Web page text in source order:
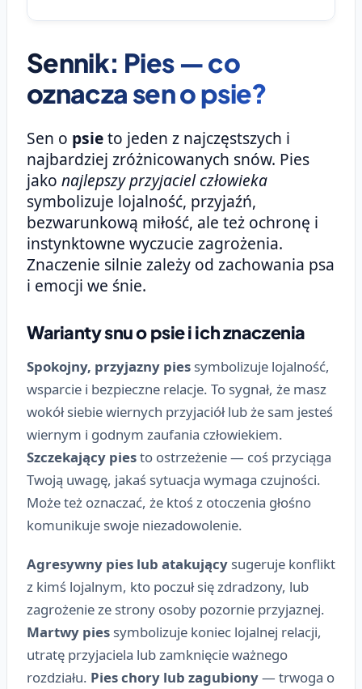
Sennik: Pies — co
oznacza sen o psie?
Sen o psieto jeden z najczęstszych i
najbardziej zróżnicowanych snów. Pies
jako najlepszy przyjaciel człowieka
symbolizuje lojalność, przyjaźń,
bezwarunkową miłość, ale też ochronę i
instynktowne wyczucie zagrożenia.
Znaczenie silnie zależy od zachowania psa
i emocji we śnie.
Warianty snu o psie i ich znaczenia
Spokojny, przyjazny pies symbolizuje lojalność,
wsparcie i bezpieczne relacje. To sygnał, że masz
wokół siebie wiernych przyjaciół lub że sam jesteś
wiernym i godnym zaufania człowiekiem.
Szczekający piesto ostrzeżenie — coś przyciąga
Twoją uwagę, jakaś sytuacja wymaga czujności.
Może też oznaczać, że ktoś z otoczenia głośno
komunikuje swoje niezadowolenie.
Agresywny pies lub atakujący sugeruje konflikt
z kimś lojalnym, kto poczuł się zdradzony, lub
zagrożenie ze strony osoby pozornie przyjaznej.
Martwy pies symbolizuje koniec lojalnej relacji,
utratę przyjaciela lub zamknięcie ważnego
rozdziału. Pies chory lub zagubiony— trwoga o